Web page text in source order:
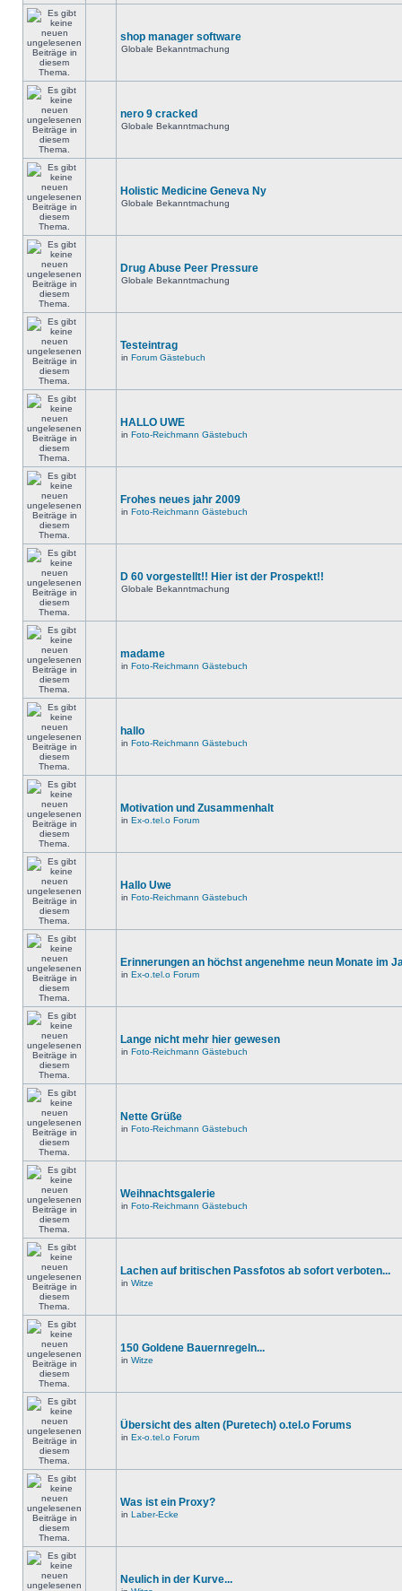
shop manager software
Globale Bekanntmachung
nero 9 cracked
Globale Bekanntmachung
Holistic Medicine Geneva Ny
Globale Bekanntmachung
Drug Abuse Peer Pressure
Globale Bekanntmachung
Testeintrag
in Forum Gästebuch
HALLO UWE
in Foto-Reichmann Gästebuch
Frohes neues jahr 2009
in Foto-Reichmann Gästebuch
D 60 vorgestellt!! Hier ist der Prospekt!!
Globale Bekanntmachung
madame
in Foto-Reichmann Gästebuch
hallo
in Foto-Reichmann Gästebuch
Motivation und Zusammenhalt
in Ex-o.tel.o Forum
Hallo Uwe
in Foto-Reichmann Gästebuch
Erinnerungen an höchst angenehme neun Monate im
in Ex-o.tel.o Forum
Lange nicht mehr hier gewesen
in Foto-Reichmann Gästebuch
Nette Grüße
in Foto-Reichmann Gästebuch
Weihnachtsgalerie
in Foto-Reichmann Gästebuch
Lachen auf britischen Passfotos ab sofort verboten...
in Witze
150 Goldene Bauernregeln...
in Witze
Übersicht des alten (Puretech) o.tel.o Forums
in Ex-o.tel.o Forum
Was ist ein Proxy?
in Laber-Ecke
Neulich in der Kurve...